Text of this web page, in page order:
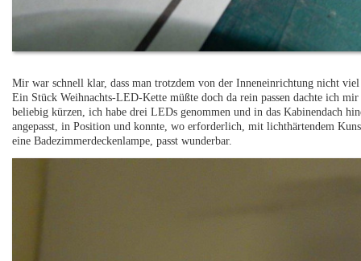
Mir war schnell klar, dass man trotzdem von der Inneneinrichtung nicht
Ein Stück Weihnachts-LED-Kette müßte doch da rein passen dachte ich
beliebig kürzen, ich habe drei LEDs genommen und in das Kabinendach
angepasst, in Position und konnte, wo erforderlich, mit lichthärtendem
eine Badezimmerdeckenlampe, passt wunderbar.